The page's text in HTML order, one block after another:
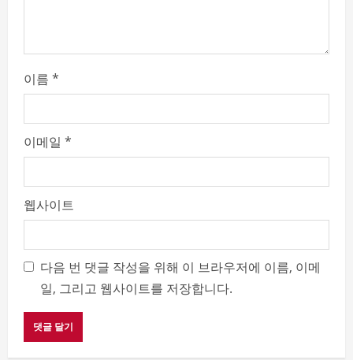
g
이름 *
이메일 *
웹사이트
다음 번 댓글 작성을 위해 이 브라우저에 이름, 이메
일, 그리고 웹사이트를 저장합니다.